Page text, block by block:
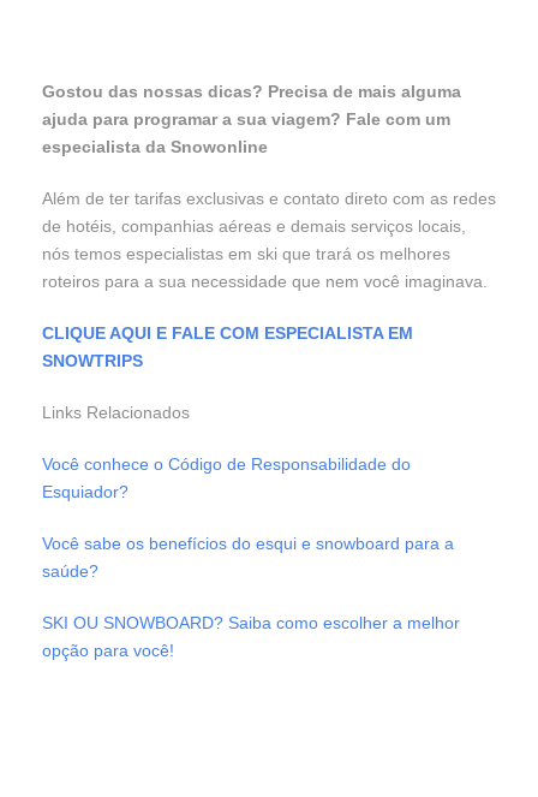
Gostou das nossas dicas? Precisa de mais alguma
ajuda para programar a sua viagem? Fale com um
especialista da Snowonline
Além de ter tarifas exclusivas e contato direto com as redes
de hotéis, companhias aéreas e demais serviços locais,
nós temos especialistas em ski que trará os melhores
roteiros para a sua necessidade que nem você imaginava.
CLIQUE AQUI E FALE COM ESPECIALISTA EM
SNOWTRIPS
Links Relacionados
Você conhece o Código de Responsabilidade do
Esquiador?
Você sabe os benefícios do esqui e snowboard para a
saúde?
SKI OU SNOWBOARD? Saiba como escolher a melhor
opção para você!